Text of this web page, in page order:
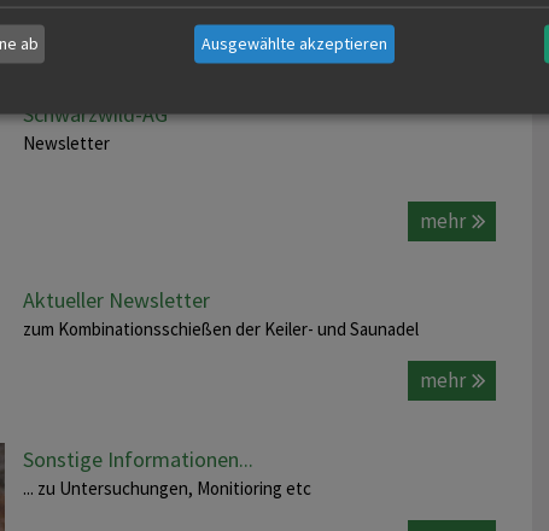
Schwarzwild-AG
Newsletter
mehr
Aktueller Newsletter
zum Kombinationsschießen der Keiler- und Saunadel
mehr
Sonstige Informationen...
... zu Untersuchungen, Monitioring etc
ab Ausgewählte akzeptieren